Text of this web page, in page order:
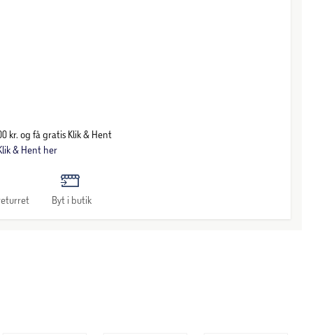
kr. og få gratis Klik & Hent
& Hent her
Byt i butik